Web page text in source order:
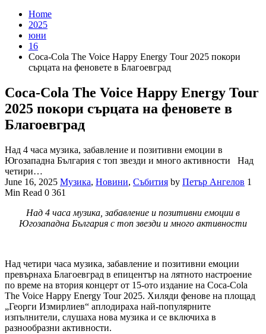
Home
2025
юни
16
Coca-Cola The Voice Happy Energy Tour 2025 покори
сърцата на феновете в Благоевград
Coca-Cola The Voice Happy Energy Tour
2025 покори сърцата на феновете в
Благоевград
Над 4 часа музика, забавление и позитивни емоции в
Югозападна България с топ звезди и много активности Над
четири…
June 16, 2025 Музика, Новини, Събития by Петър Ангелов 1
Min Read 0 361
Над 4 часа музика, забавление и позитивни емоции в
Югозападна България с топ звезди и много активности
Над четири часа музика, забавление и позитивни емоции
превърнаха Благоевград в епицентър на лятното настроение
по време на втория концерт от 15-ото издание на Coca-Cola
The Voice Happy Energy Tour 2025. Хиляди фенове на площад
„Георги Измирлиев“ аплодираха най-популярните
изпълнители, слушаха нова музика и се включиха в
разнообразни активности.